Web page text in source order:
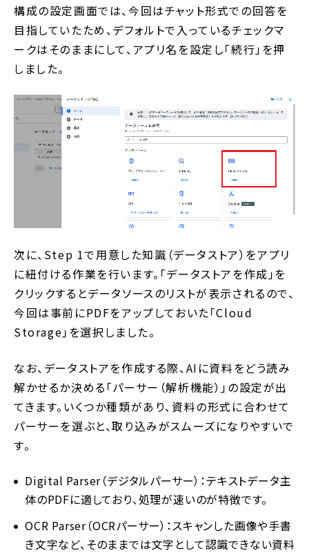
構成の設定画面では、今回はチャット形式での回答を
目指していたため、デフォルトで入っているチェックマ
ークはそのままにして、アプリ名を設定し「続行」を押
しました。
次に、Step 1で用意した知識（データストア）をアプリ
に紐付ける作業を行います。「データストアを作成」を
クリックするとデータソースのリストが表示されるので、
今回は事前にPDFをアップしておいた「Cloud
Storage」を選択しました。
なお、データストアを作成する際、AIに資料をどう読み
解かせるか決める「パーサー（解析機能）」の設定が出
てきます。いくつか種類があり、資料の形式に合わせて
パーサーを選ぶと、取り込みがスムーズになりやすいで
す。
Digital Parser（デジタルパーサー）：テキストデータ主
体のPDFに適しており、処理が速いのが特徴です。
OCR Parser（OCRパーサー）：スキャンした画像や手書
き文字など、そのままでは文字として認識できない資料